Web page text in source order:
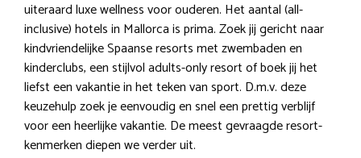
uiteraard luxe wellness voor ouderen. Het aantal (all-
inclusive) hotels in Mallorca is prima. Zoek jij gericht naar
kindvriendelijke Spaanse resorts met zwembaden en
kinderclubs, een stijlvol adults-only resort of boek jij het
liefst een vakantie in het teken van sport. D.m.v. deze
keuzehulp zoek je eenvoudig en snel een prettig verblijf
voor een heerlijke vakantie. De meest gevraagde resort-
kenmerken diepen we verder uit.